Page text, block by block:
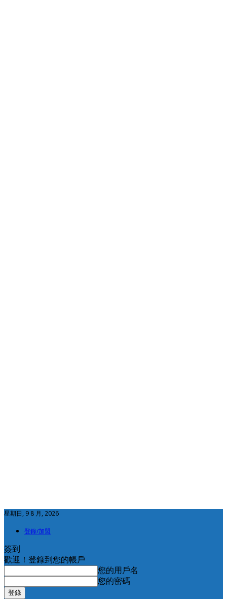
星期日, 9 8 月, 2026
登錄/加盟
簽到
歡迎！登錄到您的帳戶
您的用戶名
您的密碼